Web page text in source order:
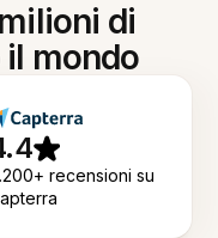
di
mondo
recensioni su